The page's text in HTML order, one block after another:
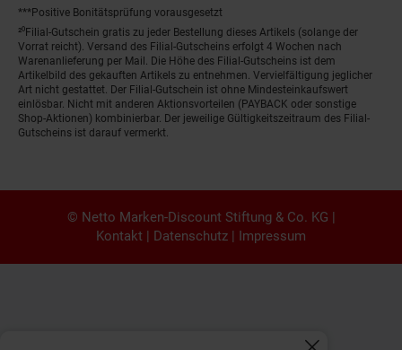
***Positive Bonitätsprüfung vorausgesetzt
²⁰Filial-Gutschein gratis zu jeder Bestellung dieses Artikels (solange der
Vorrat reicht). Versand des Filial-Gutscheins erfolgt 4 Wochen nach
Warenanlieferung per Mail. Die Höhe des Filial-Gutscheins ist dem
Artikelbild des gekauften Artikels zu entnehmen. Vervielfältigung jeglicher
Art nicht gestattet. Der Filial-Gutschein ist ohne Mindesteinkaufswert
einlösbar. Nicht mit anderen Aktionsvorteilen (PAYBACK oder sonstige
Shop-Aktionen) kombinierbar. Der jeweilige Gültigkeitszeitraum des Filial-
Gutscheins ist darauf vermerkt.
© Netto Marken-Discount Stiftung & Co. KG |
Kontakt | Datenschutz | Impressum